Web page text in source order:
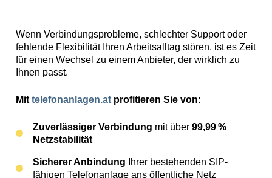
Wenn Verbindungsprobleme, schlechter Support oder
fehlende Flexibilität Ihren Arbeitsalltag stören, ist es Zeit
für einen Wechsel zu einem Anbieter, der wirklich zu
Ihnen passt.
Mit telefonanlagen.at profitieren Sie von:
Zuverlässiger Verbindung mit über 99,99 %
Netzstabilität
Sicherer Anbindung Ihrer bestehenden SIP-
fähigen Telefonanlage ans öffentliche Netz